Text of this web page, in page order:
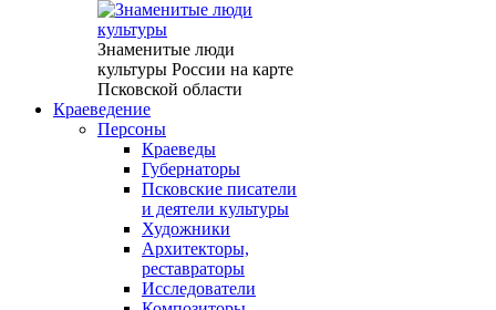
Знаменитые люди
культуры России на карте
Псковской области
Краеведение
Персоны
Краеведы
Губернаторы
Псковские писатели
и деятели культуры
Художники
Архитекторы,
реставраторы
Исследователи